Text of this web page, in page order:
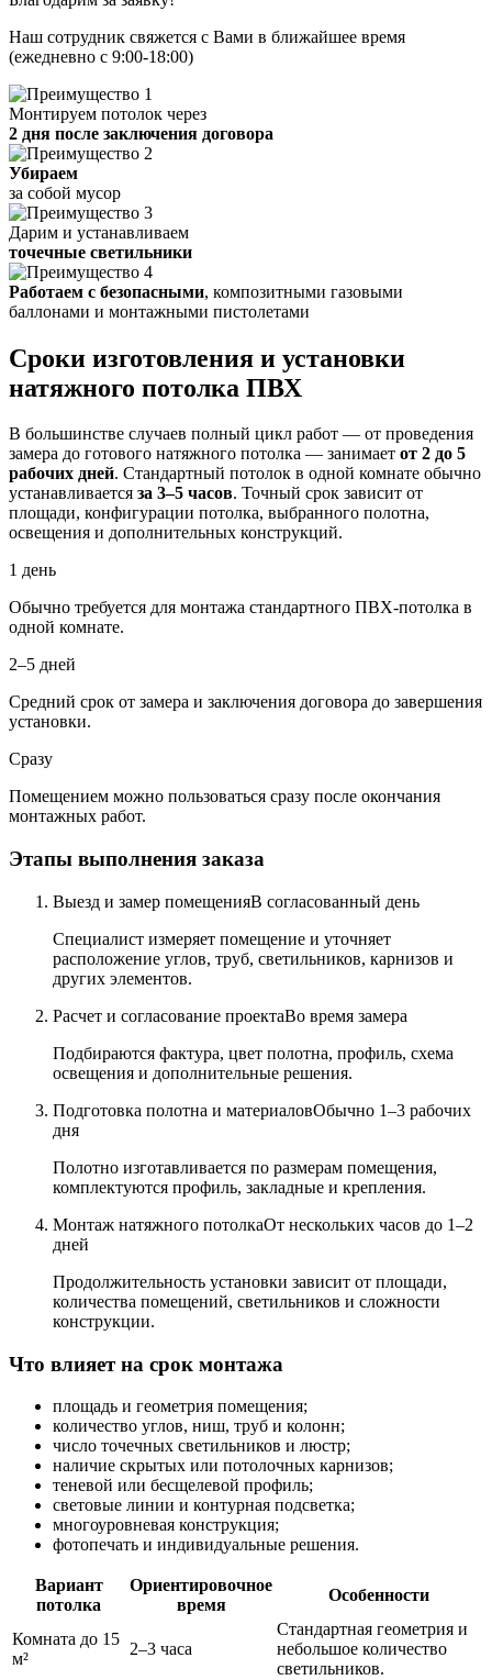
Наш сотрудник свяжется с Вами в ближайшее время
(ежедневно с 9:00-18:00)
Монтируем потолок через
2 дня после заключения договора
Убираем
за собой мусор
Дарим и устанавливаем
точечные светильники
Работаем с безопасными, композитными газовыми
баллонами и монтажными пистолетами
Сроки изготовления и установки
натяжного потолка ПВХ
В большинстве случаев полный цикл работ — от проведения
замера до готового натяжного потолка — занимает от 2 до 5
рабочих дней. Стандартный потолок в одной комнате обычно
устанавливается за 3–5 часов. Точный срок зависит от
площади, конфигурации потолка, выбранного полотна,
освещения и дополнительных конструкций.
1 день
Обычно требуется для монтажа стандартного ПВХ-потолка в
одной комнате.
2–5 дней
Средний срок от замера и заключения договора до завершения
установки.
Сразу
Помещением можно пользоваться сразу после окончания
монтажных работ.
Этапы выполнения заказа
Выезд и замер помещенияВ согласованный день
Специалист измеряет помещение и уточняет
расположение углов, труб, светильников, карнизов и
других элементов.
Расчет и согласование проектаВо время замера
Подбираются фактура, цвет полотна, профиль, схема
освещения и дополнительные решения.
Подготовка полотна и материаловОбычно 1–3 рабочих
дня
Полотно изготавливается по размерам помещения,
комплектуются профиль, закладные и крепления.
Монтаж натяжного потолкаОт нескольких часов до 1–2
дней
Продолжительность установки зависит от площади,
количества помещений, светильников и сложности
конструкции.
Что влияет на срок монтажа
площадь и геометрия помещения;
количество углов, ниш, труб и колонн;
число точечных светильников и люстр;
наличие скрытых или потолочных карнизов;
теневой или бесщелевой профиль;
световые линии и контурная подсветка;
многоуровневая конструкция;
фотопечать и индивидуальные решения.
Вариант
потолка
Ориентировочное
время
Особенности
Комната до 15
м²
2–3 часа
Стандартная геометрия и
небольшое количество
светильников.